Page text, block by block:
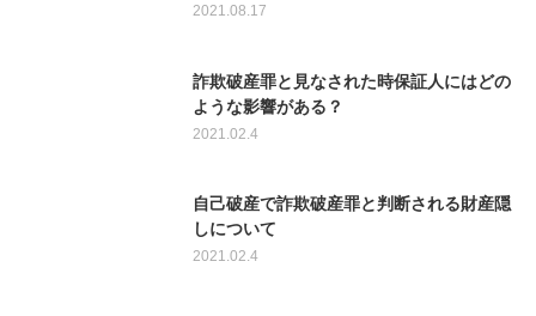
2021.08.17
詐欺破産罪と見なされた時保証人にはどの
ような影響がある？
2021.02.4
自己破産で詐欺破産罪と判断される財産隠
しについて
2021.02.4